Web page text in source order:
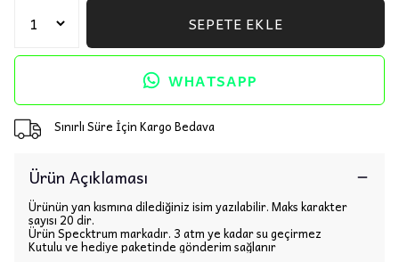
SEPETE EKLE
WHATSAPP
Sınırlı Süre İçin Kargo Bedava
Ürün Açıklaması
Ürünün yan kısmına dilediğiniz isim yazılabilir. Maks karakter
sayısı 20 dir.
Ürün Specktrum markadır. 3 atm ye kadar su geçirmez
Kutulu ve hediye paketinde gönderim sağlanır